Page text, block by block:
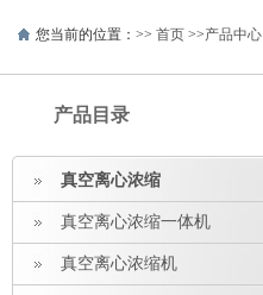
您当前的位置：>> 首页 >>产品中心
产品目录
真空离心浓缩
真空离心浓缩一体机
真空离心浓缩机